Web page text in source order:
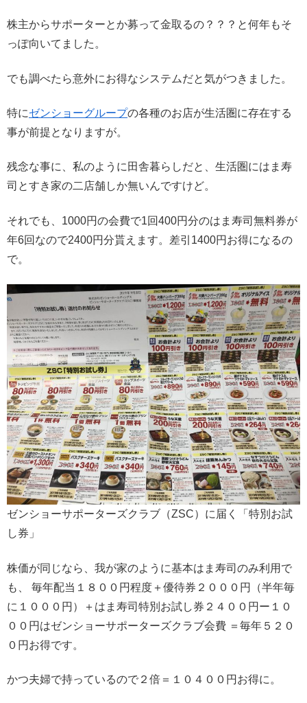
株主からサポーターとか募って金取るの？？？と何年もそ
っぽ向いてました。
でも調べたら意外にお得なシステムだと気がつきました。
特にゼンショーグループの各種のお店が生活圏に存在する
事が前提となりますが。
残念な事に、私のように田舎暮らしだと、生活圏にはま寿
司とすき家の二店舗しか無いんですけど。
それでも、1000円の会費で1回400円分のはま寿司無料券が
年6回なので2400円分貰えます。差引1400円お得になるの
で。
ゼンショーサポーターズクラブ（ZSC）に届く「特別お試
し券」
株価が同じなら、我が家のように基本はま寿司のみ利用で
も、 毎年配当１８００円程度＋優待券２０００円（半年毎
に１０００円）＋はま寿司特別お試し券２４００円ー１０
００円はゼンショーサポーターズクラブ会費 ＝毎年５２０
０円お得です。
かつ夫婦で持っているので２倍＝１０４００円お得に。